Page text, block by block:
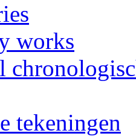
works
tekeningen